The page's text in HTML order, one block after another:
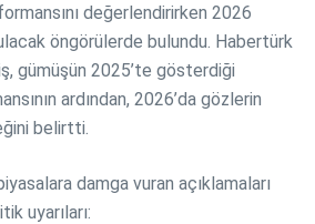
değerlendirirken 2026
öngörülerde bulundu. Habertürk
gümüşün 2025’te gösterdiği
ardından, 2026’da gözlerin
belirtti.
damga vuran açıklamaları
uyarıları: